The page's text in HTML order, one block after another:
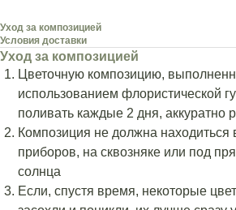
Уход за композицией
Условия доставки
Уход за композицией
Цветочную композицию,
использованием флористической
поливать каждые 2 дня, аккуратно
Композиция не должна находиться
приборов, на сквозняке или под
солнца
Если, спустя время, некоторые